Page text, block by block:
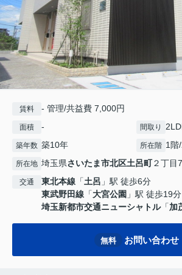
賃料 - 管理/共益費 7,000円
面積 - 間取り
築年数 築10年 所在階 1階
所在地 埼玉県さいたま市北区土呂町２丁目
交通 東北本線 「土呂 」駅 徒歩6分
東武野田線 「大宮公園 」駅 徒歩19分
埼玉新都市交通ニューシャトル「加
無料 お問い合わせ